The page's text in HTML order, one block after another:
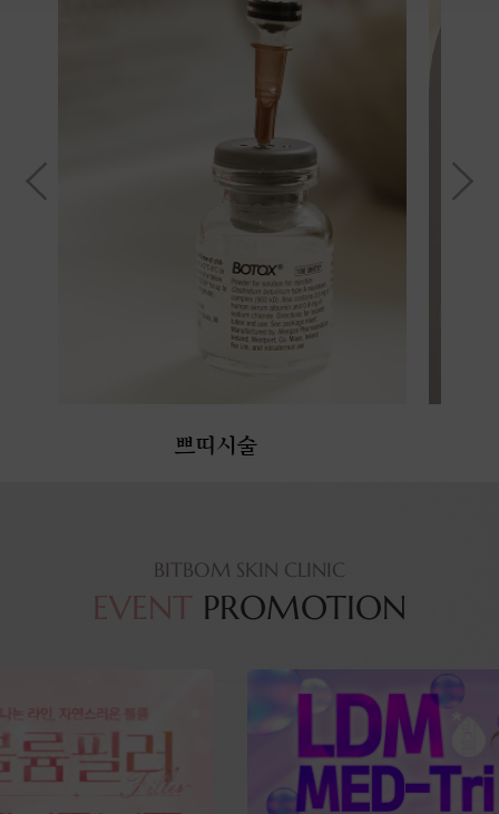
여드름/모공/흉터
피부 속부터 겉까지 수분과
재생에너지를 채웁니다.
BITBOM SKIN CLINIC
EVENT PROMOTION